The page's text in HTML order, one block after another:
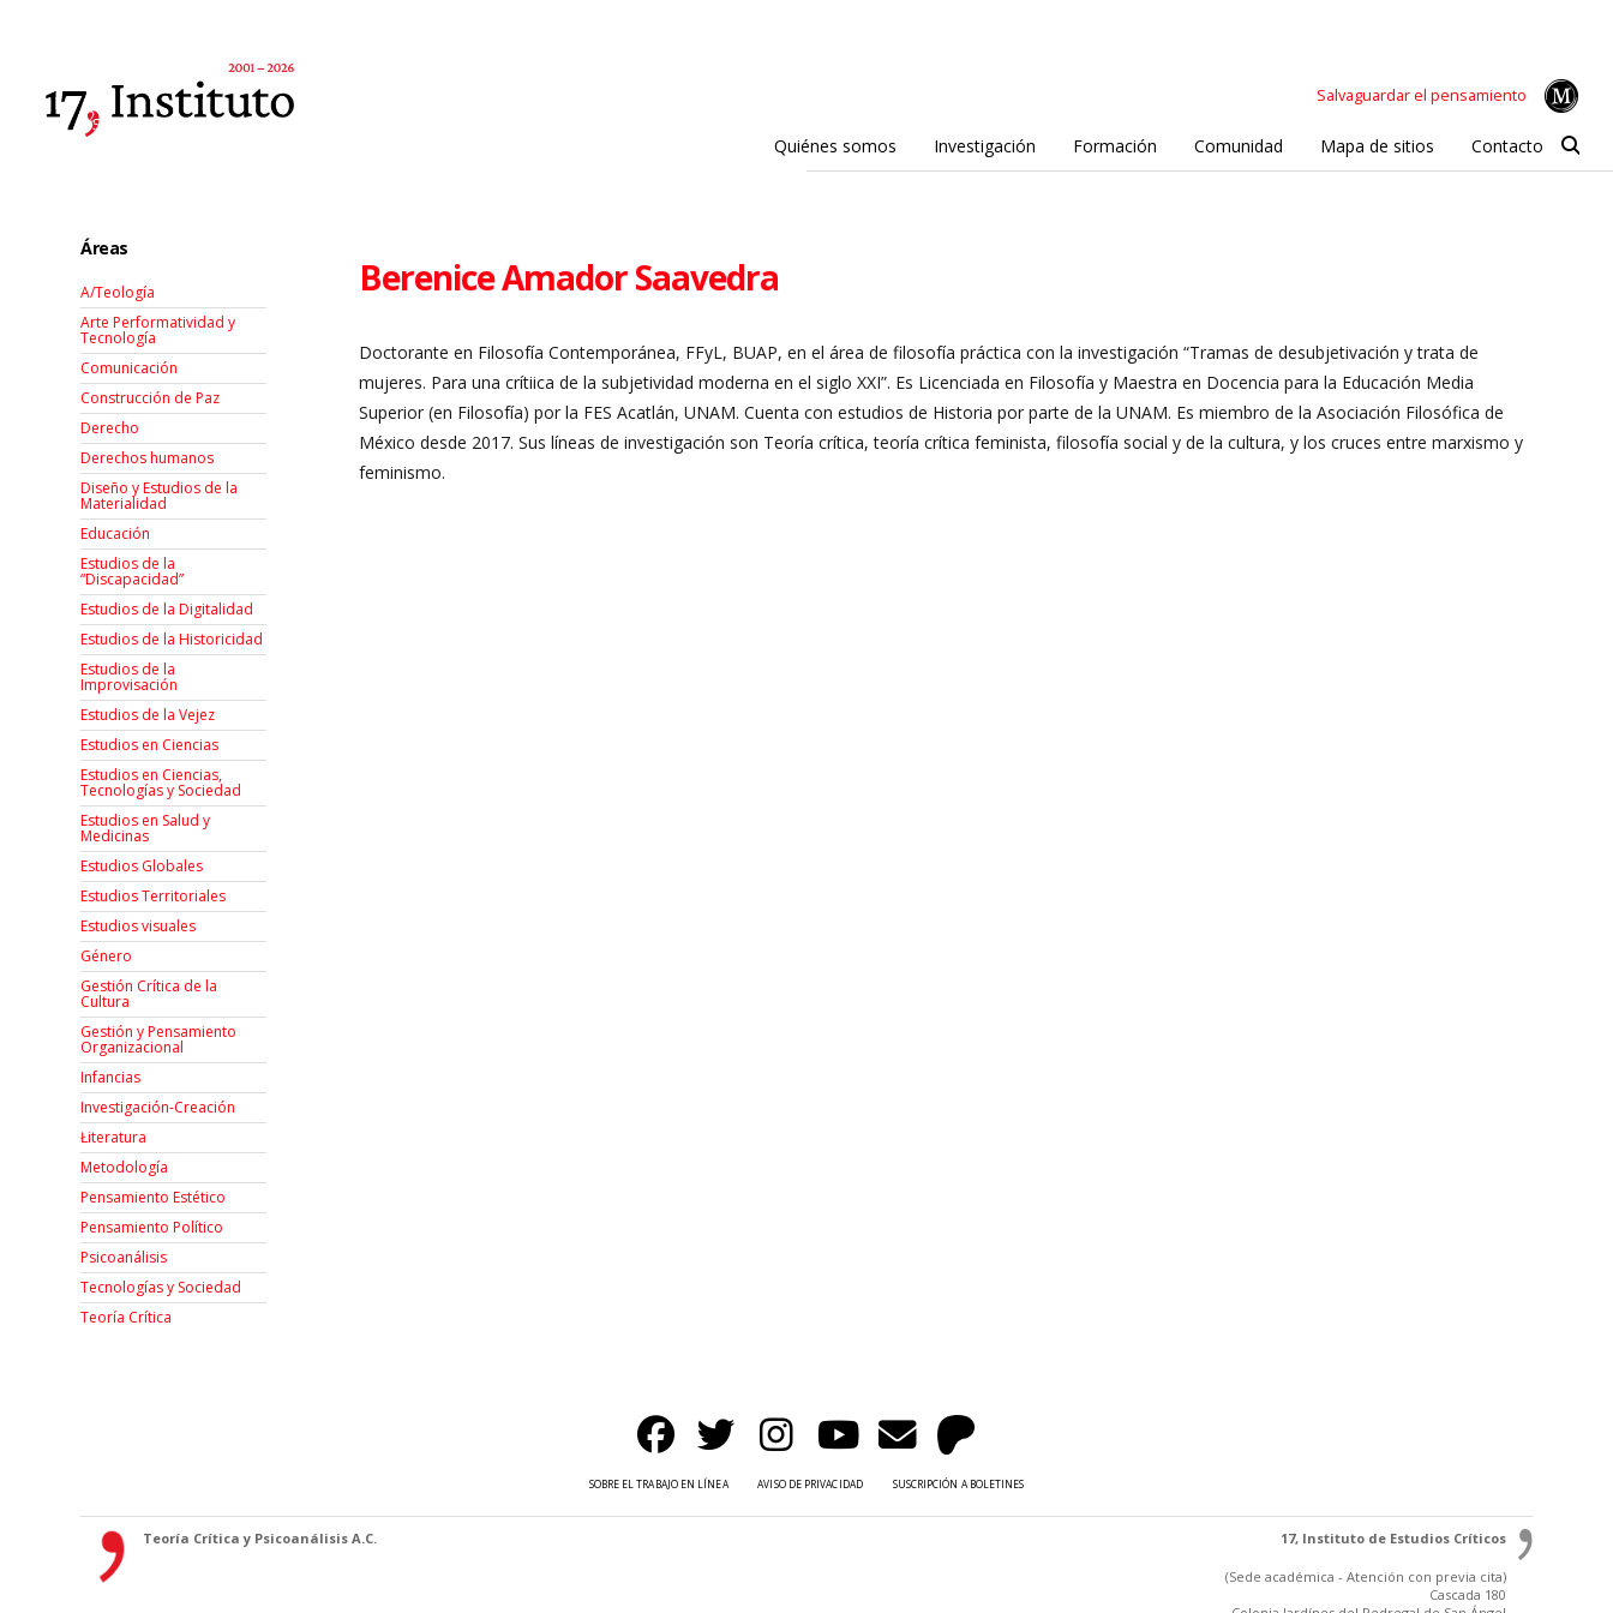
Salvaguardar el pensamiento
Quiénes somos Investigación Formación Comunidad Mapa de sitios Contacto
Berenice Amador Saavedra
Doctorante en Filosofía Contemporánea, FFyL, BUAP, en el área de filosofía práctica con la investigación “Tramas de desubjetivación y trata de
mujeres. Para una crítiica de la subjetividad moderna en el siglo XXI”. Es Licenciada en Filosofía y Maestra en Docencia para la Educación Media
Superior (en Filosofía) por la FES Acatlán, UNAM. Cuenta con estudios de Historia por parte de la UNAM. Es miembro de la Asociación Filosófica de
México desde 2017. Sus líneas de investigación son Teoría crítica, teoría crítica feminista, filosofía social y de la cultura, y los cruces entre marxismo y
feminismo.
Áreas
A/Teología
Arte Performatividad y
Tecnología
Comunicación
Construcción de Paz
Derecho
Derechos humanos
Diseño y Estudios de la
Materialidad
Educación
Estudios de la
“Discapacidad”
Estudios de la Digitalidad
Estudios de la Historicidad
Estudios de la
Improvisación
Estudios de la Vejez
Estudios en Ciencias
Estudios en Ciencias,
Tecnologías y Sociedad
Estudios en Salud y
Medicinas
Estudios Globales
Estudios Territoriales
Estudios visuales
Género
Gestión Crítica de la
Cultura
Gestión y Pensamiento
Organizacional
Infancias
Investigación-Creación
Łiteratura
Metodología
Pensamiento Estético
Pensamiento Político
Psicoanálisis
Tecnologías y Sociedad
Teoría Crítica
SOBRE EL TRABAJO EN LÍNEA AVISO DE PRIVACIDAD SUSCRIPCIÓN A BOLETINES
Teoría Crítica y Psicoanálisis A.C. 17, Instituto de Estudios Críticos
(Sede académica - Atención con previa cita)
Cascada 180